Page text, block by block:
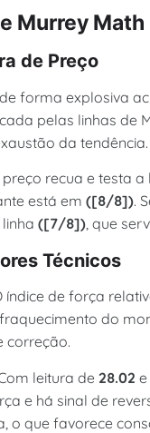
Murrey Math
de Preço
forma explosiva
pelas linhas de
da tendência.
recua e testa a
está em ([8/8]).
([7/8]), que
Técnicos
índice de força
do
correção.
leitura de 28.02
e há sinal de
o que favorece